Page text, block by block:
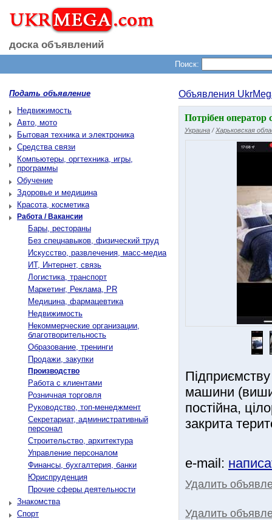
доска объявлений
Поиск:
Подать объявление
Недвижимость
Авто, мото
Бытовая техника и электроника
Средства связи
Компьютеры, оргтехника, игры,
программы
Обучение
Здоровье и медицина
Красота, косметика
Работа / Вакансии
Бары, рестораны
Без спецнавыков, физический труд
Искусство, развлечения, масс-медиа
ИТ, Интернет, связь
Логистика, транспорт
Маркетинг, Реклама, PR
Медицина, фармацевтика
Недвижимость
Некоммерческие организации,
благотворительность
Образование, тренинги
Продажи, закупки
Производство
Работа с клиентами
Розничная торговля
Руководство, топ-менеджмент
Секретариат, административный
персонал
Строительство, архитектура
Управление персоналом
Финансы, бухгалтерия, банки
Юриспруденция
Прочие сферы деятельности
Знакомства
Спорт
Объявления
Потрібен оператор
Украина / Харьковская
машини
постійна,
закрита
e-mail:
Удалить
Удалить